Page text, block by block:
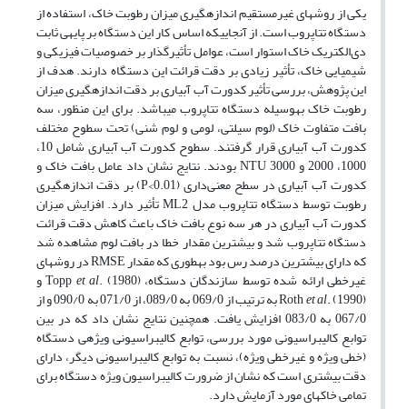
یکی از روش­های غیرمستقیم اندازه­گیری میزان رطوبت خاک، استفاده از
دستگاه تتاپروب است. از آنجایی­که اساس کار این دستگاه بر پایه­ی ثابت
دی‌الکتریک خاک استوار است، عوامل تأثیرگذار بر خصوصیات فیزیکی و
شیمیایی خاک، تأثیر زیادی بر دقت قرائت این دستگاه دارند. هدف از
این پژوهش، بررسی تأثیر کدورت آب آبیاری بر دقت اندازه­گیری میزان
رطوبت خاک به­وسیله دستگاه تتاپروب می­باشد. برای این منظور، سه
بافت متفاوت خاک (لوم سیلتی، لومی و لوم شنی) تحت سطوح مختلف
کدورت آب آبیاری قرار گرفتند. سطوح کدورت آب آبیاری شامل 10،
1000، 2000 و 3000 NTU بودند. نتایج نشان داد عامل بافت خاک و
کدورت آب آبیاری در سطح معنی‌داری (P<0.01) بر دقت اندازه­گیری
رطوبت توسط دستگاه تتاپروب مدل ML2 تأثیر دارد. افزایش میزان
کدورت آب آبیاری در هر سه نوع بافت خاک باعث کاهش دقت قرائت
دستگاه تتاپروب شد و بیشترین مقدار خطا در بافت لوم مشاهده شد
که دارای بیشترین درصد رس بود به­طوری که مقدار RMSE در روش­های
غیرخطی ارائه شده توسط سازندگان دستگاه، Topp et al . (1980) و
Rothet al . (1990) به ترتیب از 069/0 به 089/0، از 071/0 به 090/0 و از
067/0 به 083/0 افزایش یافت. همچنین نتایج نشان داد که در بین
توابع کالیبراسیونی مورد بررسی، توابع کالیبراسیونی ویژه­ی دستگاه
(خطی ویژه و غیرخطی ویژه)، نسبت به توابع کالیبراسیونی دیگر، دارای
دقت بیشتری است که نشان از ضرورت کالیبراسیون ویژه دستگاه برای
تمامی خاک­های مورد آزمایش دارد.